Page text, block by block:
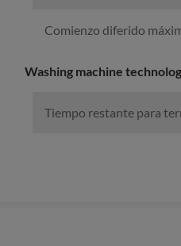
Comienzo diferido
Washing machine
Tiempo restante para